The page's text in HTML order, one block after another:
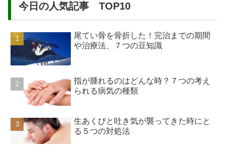
今日の人気記事 TOP10
尾てい骨を骨折した！完治までの期間
や治療法、７つの豆知識
指が腫れるのはどんな時？７つの考え
られる病気の種類
生あくびと吐き気が襲ってきた時にと
る５つの対処法